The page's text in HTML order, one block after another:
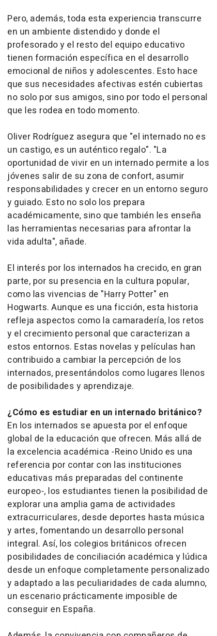
Pero, además, toda esta experiencia transcurre
en un ambiente distendido y donde el
profesorado y el resto del equipo educativo
tienen formación específica en el desarrollo
emocional de niños y adolescentes. Esto hace
que sus necesidades afectivas estén cubiertas
no solo por sus amigos, sino por todo el personal
que les rodea en todo momento.
Oliver Rodríguez asegura que "el internado no es
un castigo, es un auténtico regalo". "La
oportunidad de vivir en un internado permite a los
jóvenes salir de su zona de confort, asumir
responsabilidades y crecer en un entorno seguro
y guiado. Esto no solo los prepara
académicamente, sino que también les enseña
las herramientas necesarias para afrontar la
vida adulta", añade.
El interés por los internados ha crecido, en gran
parte, por su presencia en la cultura popular,
como las vivencias de "Harry Potter" en
Hogwarts. Aunque es una ficción, esta historia
refleja aspectos como la camaradería, los retos
y el crecimiento personal que caracterizan a
estos entornos. Estas novelas y películas han
contribuido a cambiar la percepción de los
internados, presentándolos como lugares llenos
de posibilidades y aprendizaje.
¿Cómo es estudiar en un internado británico?
En los internados se apuesta por el enfoque
global de la educación que ofrecen. Más allá de
la excelencia académica -Reino Unido es una
referencia por contar con las instituciones
educativas más preparadas del continente
europeo-, los estudiantes tienen la posibilidad de
explorar una amplia gama de actividades
extracurriculares, desde deportes hasta música
y artes, fomentando un desarrollo personal
integral. Así, los colegios británicos ofrecen
posibilidades de conciliación académica y lúdica
desde un enfoque completamente personalizado
y adaptado a las peculiaridades de cada alumno,
un escenario prácticamente imposible de
conseguir en España.